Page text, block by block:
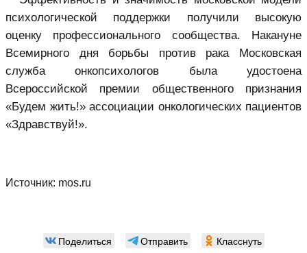
психологической поддержки получили высокую
оценку профессионального сообщества. Накануне
Всемирного дня борьбы против рака Московская
служба онкопсихологов была удостоена
Всероссийской премии общественного признания
«Будем жить!» ассоциации онкологических пациентов
«Здравствуй!».
Источник: mos.ru
Поделиться Отправить Класснуть